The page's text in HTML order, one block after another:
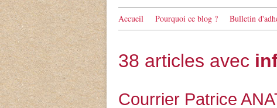
Accueil Pourquoi ce blog ? Bulletin
38 articles avec
Courrier Patrice